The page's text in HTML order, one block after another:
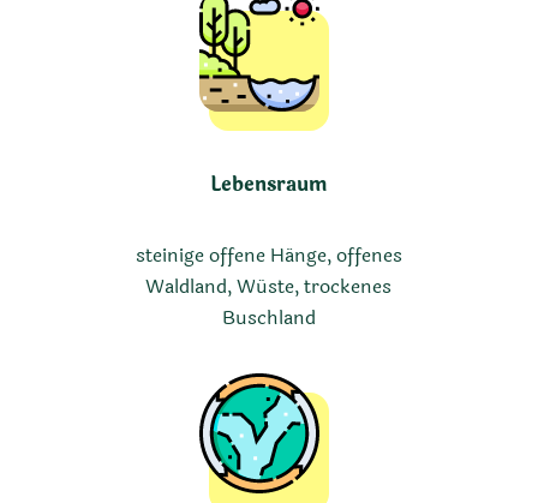
Lebensraum
steinige offene Hänge, offenes
Waldland, Wüste, trockenes
Buschland